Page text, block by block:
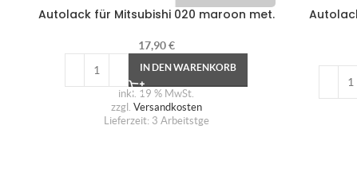
Autolack für Mitsubishi 020 maroon met.
17,90€
IN DEN WARENKORB
inkl. 19 % MwSt.
zzgl. Versandkosten
Lieferzeit: 3 Arbeitstge